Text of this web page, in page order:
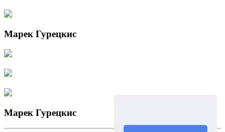
Марек Гурецкис
Марек Гурецкис